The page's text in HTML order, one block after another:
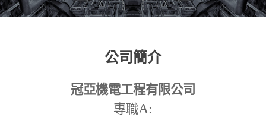
公司簡介
冠亞機電工程有限公司
專職A: